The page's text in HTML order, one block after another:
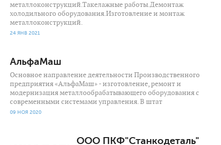
металлоконструкций.Такелажные работы.Демонтаж
холодильного оборудования.Изготовление и монтаж
металлоконструкций.
24 ЯНВ 2021
АльфаМаш
Основное направление деятельности Производственного
предприятия «АльфаМаш» - изготовление, ремонт и
модернизация металлообрабатывающего оборудования с
современными системами управления. В штат
09 НОЯ 2020
ООО ПКФ"Станкодеталь"